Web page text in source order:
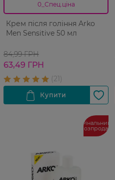
0_Спец.ціна
Крем після гоління Arko
Men Sensitive 50 мл
84,99 ГРН
63,49 ГРН
Фінальний
розпродаж